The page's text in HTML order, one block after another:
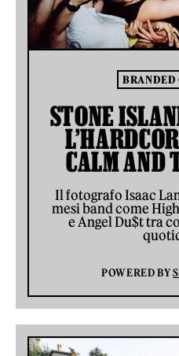
BRANDED
STONE
CALM AND
Il fotografo Isaac
mesi band come
e Angel Du$t tra
POWERED BY